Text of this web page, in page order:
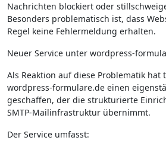
Nachrichten blockiert oder
Besonders problematisch ist, dass
Regel keine Fehlermeldung erhalten.
Neuer Service unter wordpress-
Als Reaktion auf diese Problematik hat
wordpress-formulare.de einen
geschaffen, der die strukturierte
SMTP-Mailinfrastruktur übernimmt.
Der Service umfasst: